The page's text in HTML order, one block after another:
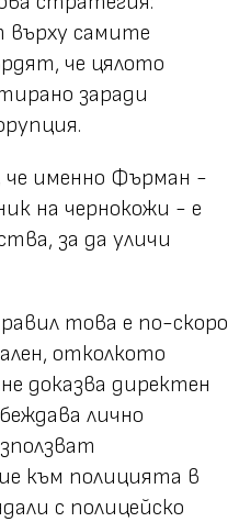
върху самите
че цялото
заради
именно Фърман -
на чернокожи - е
за да уличи
това е по-скоро
отколкото
доказва директен
лично
към полицията в
с полицейско